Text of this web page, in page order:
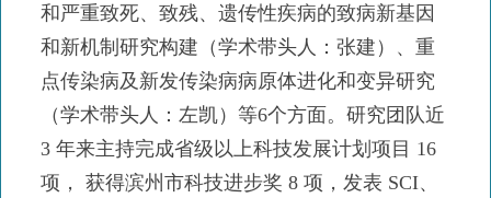
和严重致死、致残、遗传性疾病的致病新基因
和新机制研究构建（学术带头人：张建）、重
点传染病及新发传染病病原体进化和变异研究
（学术带头人：左凯）等6个方面。研究团队近
3 年来主持完成省级以上科技发展计划项目 16
项， 获得滨州市科技进步奖 8 项，发表 SCI、